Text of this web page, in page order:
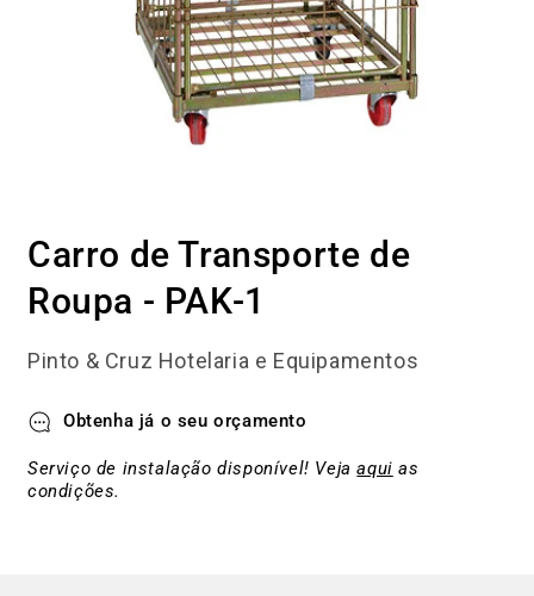
multimédia
1
modal
Carro de Transporte de
Roupa - PAK-1
Pinto & Cruz Hotelaria e Equipamentos
Obtenha já o seu orçamento
Serviço de instalação disponível! Vejaaqui as
condições.